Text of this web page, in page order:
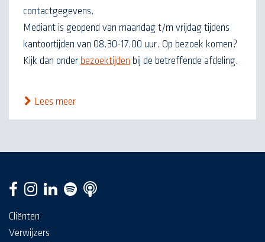
contactgegevens.
Mediant is geopend van maandag t/m vrijdag tijdens
kantoortijden van 08.30-17.00 uur. Op bezoek komen?
Kijk dan onder bezoektijden bij de betreffende afdeling.
Lees meer
Cliënten
Verwijzers